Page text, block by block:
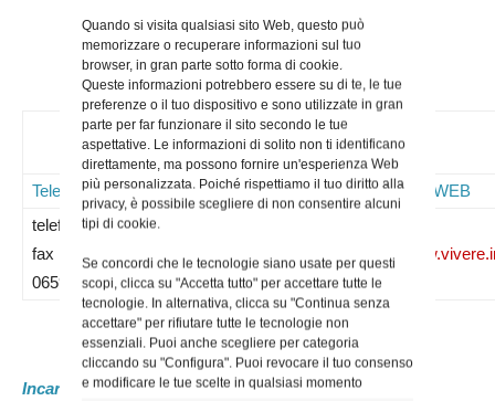
Quando si visita qualsiasi sito Web, questo può
memorizzare o recuperare informazioni sul tuo
browser, in gran parte sotto forma di cookie.
Queste informazioni potrebbero essere su di te, le tue
preferenze o il tuo dispositivo e sono utilizzate in gran
parte per far funzionare il sito secondo le tue
aspettative. Le informazioni di solito non ti identificano
direttamente, ma possono fornire un'esperienza Web
più personalizzata. Poiché rispettiamo il tuo diritto alla
privacy, è possibile scegliere di non consentire alcuni
tipi di cookie.
Se concordi che le tecnologie siano usate per questi
scopi, clicca su "Accetta tutto" per accettare tutte le
tecnologie. In alternativa, clicca su "Continua senza
accettare" per rifiutare tutte le tecnologie non
essenziali. Puoi anche scegliere per categoria
cliccando su "Configura". Puoi revocare il tuo consenso
e modificare le tue scelte in qualsiasi momento
Contatti
Telefoni Mail
Sito WEB
telefono e
fax –
0659640096
associazioneviverein@gmail.com
Incaricati attuali: